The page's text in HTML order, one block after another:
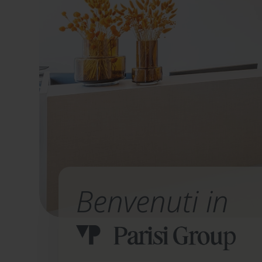
Benvenuti in